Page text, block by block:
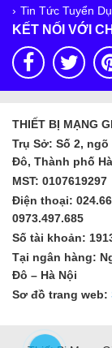
Tin Tức Tuyển
KẾT NỐI VỚI
THIẾT BỊ MẠNG
Trụ Sở: Số 2,
Đô, Thành phố
MST: 0107619297
Điện thoại:
0973.497.685
Số tài khoản:
Tại ngân hàng:
Đô – Hà Nội
Sơ đồ trang web: